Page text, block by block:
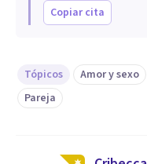
Copiar cita
Tópicos Amor y sexo
Pareja